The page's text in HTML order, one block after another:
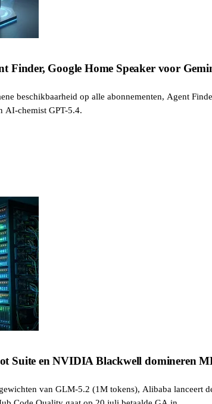
Finder, Google Home Speaker voor
beschikbaarheid op alle abonnementen, Agent
AI-chemist GPT-5.4.
Suite en NVIDIA Blackwell domineren
van GLM-5.2 (1M tokens), Alibaba